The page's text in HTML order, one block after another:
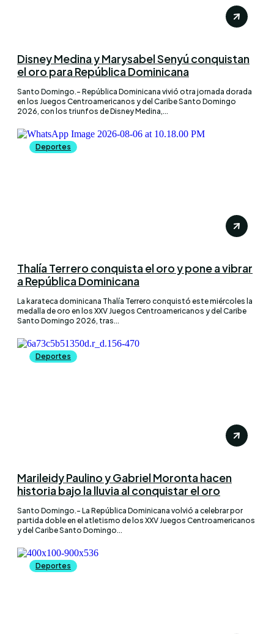
Disney Medina y Marysabel Senyú conquistan
el oro para República Dominicana
Santo Domingo.– República Dominicana vivió otra jornada dorada
en los Juegos Centroamericanos y del Caribe Santo Domingo
2026, con los triunfos de Disney Medina,...
Deportes
Thalía Terrero conquista el oro y pone a vibrar
a República Dominicana
La karateca dominicana Thalía Terrero conquistó este miércoles la
medalla de oro en los XXV Juegos Centroamericanos y del Caribe
Santo Domingo 2026, tras...
Deportes
Marileidy Paulino y Gabriel Moronta hacen
historia bajo la lluvia al conquistar el oro
Santo Domingo.– La República Dominicana volvió a celebrar por
partida doble en el atletismo de los XXV Juegos Centroamericanos
y del Caribe Santo Domingo...
Deportes